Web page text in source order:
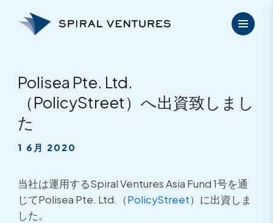
Polisea Pte. Ltd.
（PolicyStreet）へ出資致しまし
た
1 6月 2020
当社は運用するSpiral Ventures Asia Fund 1号を通
じてPolisea Pte. Ltd.（PolicyStreet）に出資しま
した。